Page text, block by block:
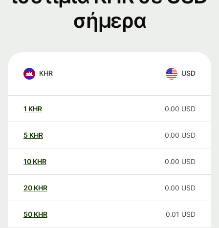
σήμερα
KHR USD
1 KHR 0.00 USD
5 KHR 0.00 USD
10 KHR 0.00 USD
20 KHR 0.00 USD
50 KHR 0.01 USD